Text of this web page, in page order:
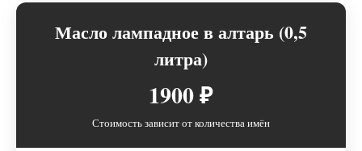
Масло лампадное в алтарь (0,5
литра)
1900 ₽
Стоимость зависит от количества имён